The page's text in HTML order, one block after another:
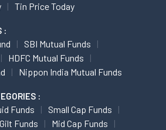
Tin Price Today
:
SBI Mutual Funds
HDFC Mutual Funds
Nippon India Mutual Funds
:
Funds
Small Cap Funds
Gilt Funds
Mid Cap Funds